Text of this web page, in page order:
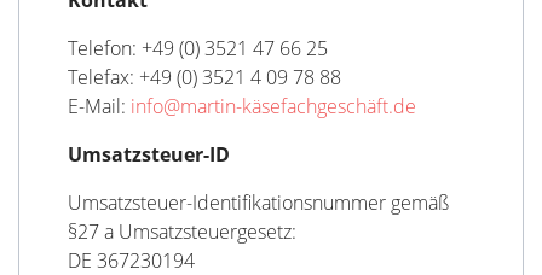
Telefon: +49 (0) 3521 47 66 25
Telefax: +49 (0) 3521 4 09 78 88
E-Mail: info@martin-käsefachgeschäft.de
Umsatzsteuer-ID
Umsatzsteuer-Identifikationsnummer gemäß
§27 a Umsatzsteuergesetz:
DE 367230194